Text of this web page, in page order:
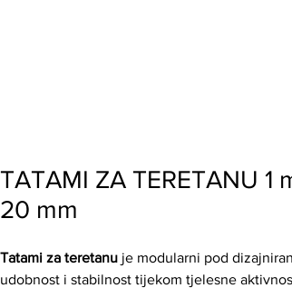
TATAMI ZA TERETANU 1
20 mm
Tatami za teretanu je modularni pod
udobnost i stabilnost tijekom tjelesne